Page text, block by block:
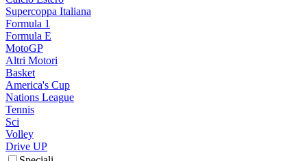
Supercoppa Italiana
Formula 1
Formula E
MotoGP
Altri Motori
Basket
America's Cup
Nations League
Tennis
Sci
Volley
Drive UP